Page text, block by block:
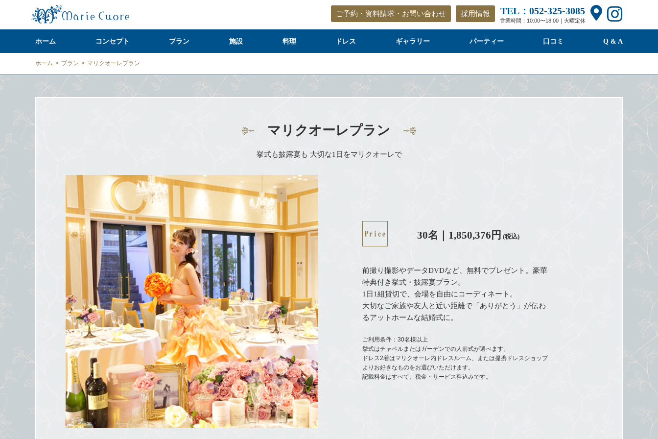
ご予約・資料請求・お問い合わせ 採用情報 TEL：052-325-3085
営業時間：10:00〜18:00｜火曜定休
ホーム コンセプト プラン 施設 料理 ドレス ギャラリー パーティー 口コミ Q & A
ホーム > プラン > マリクオーレプラン
マリクオーレプラン
挙式も披露宴も 大切な1日をマリクオーレで
30名｜1,850,376円 (税込)
前撮り撮影やデータDVDなど、無料でプレゼント。豪華
特典付き挙式・披露宴プラン。
1日1組貸切で、会場を自由にコーディネート。
大切なご家族や友人と近い距離で「ありがとう」が伝わ
るアットホームな結婚式に。
ご利用条件：30名様以上
挙式はチャペルまたはガーデンでの人前式が選べます。
ドレス2着はマリクオーレ内ドレスルーム、または提携ドレスショップ
よりお好きなものをお選びいただけます。
記載料金はすべて、税金・サービス料込みです。